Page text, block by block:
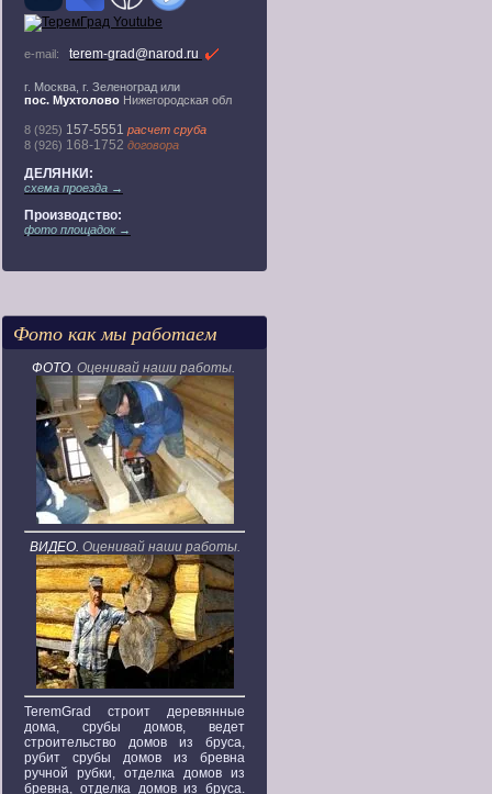
e-mail: terem-grad@narod.ru
г. Москва, г. Зеленоград или
пос. Мухтолово Нижегородская обл
8 (925) 157-5551 расчет сруба
8 (926) 168-1752 договора
ДЕЛЯНКИ:
схема проезда →
Производство:
фото площадок →
Фото как мы работаем
ФОТО. Оценивай наши работы.
ВИДЕО. Оценивай наши работы.
TeremGrad строит деревянные
дома, срубы домов, ведет
строительство домов из бруса,
рубит срубы домов из бревна
ручной рубки, отделка домов из
бревна, отделка домов из бруса.